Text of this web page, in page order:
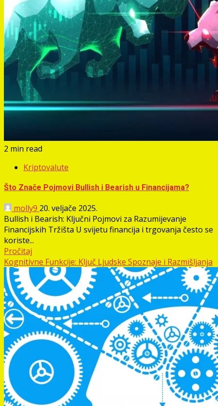
2 min read
Kriptovalute
Što Znače Pojmovi Bullish i Bearish u Financijama?
molly9 20. veljače 2025.
Bullish i Bearish: Ključni Pojmovi za Razumijevanje
Financijskih Tržišta U svijetu financija i trgovanja često se
koriste...
Pročitaj
Kognitivne Funkcije: Ključ Ljudske Spoznaje i Razmišljanja